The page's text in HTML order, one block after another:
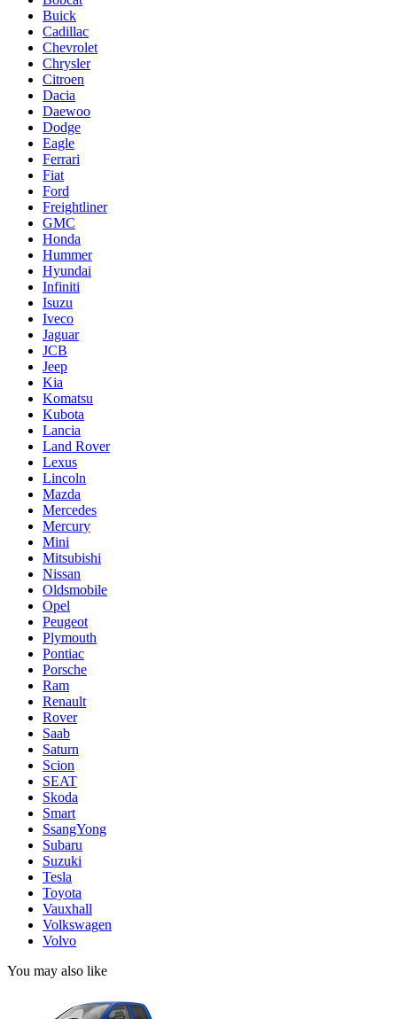
Buick
Cadillac
Chevrolet
Chrysler
Citroen
Dacia
Daewoo
Dodge
Eagle
Ferrari
Fiat
Ford
Freightliner
GMC
Honda
Hummer
Hyundai
Infiniti
Isuzu
Iveco
Jaguar
JCB
Jeep
Kia
Komatsu
Kubota
Lancia
Land Rover
Lexus
Lincoln
Mazda
Mercedes
Mercury
Mini
Mitsubishi
Nissan
Oldsmobile
Opel
Peugeot
Plymouth
Pontiac
Porsche
Ram
Renault
Rover
Saab
Saturn
Scion
SEAT
Skoda
Smart
SsangYong
Subaru
Suzuki
Tesla
Toyota
Vauxhall
Volkswagen
Volvo
You may also like